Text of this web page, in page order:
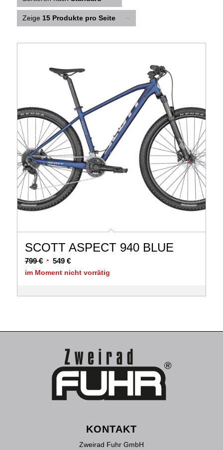
Zeige 15 Produkte pro Seite
SCOTT ASPECT 940 BLUE
799€ Ursprünglicher
Preis
799 €
549 €Aktueller
Preis
549 €.
im Moment nicht vorrätig
KONTAKT
Zweirad Fuhr GmbH